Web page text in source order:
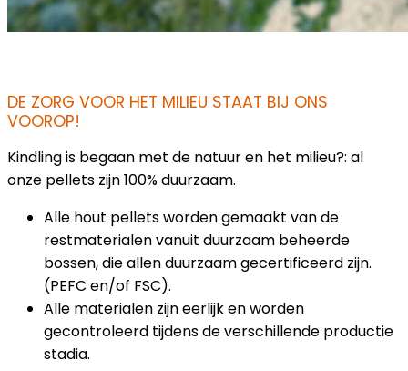
DE ZORG VOOR HET MILIEU STAAT BIJ ONS
VOOROP!
Kindling is begaan met de natuur en het milieu?: al
onze pellets zijn 100% duurzaam.
Alle hout pellets worden gemaakt van de
restmaterialen vanuit duurzaam beheerde
bossen, die allen duurzaam gecertificeerd zijn.
(PEFC en/of FSC).
Alle materialen zijn eerlijk en worden
gecontroleerd tijdens de verschillende productie
stadia.